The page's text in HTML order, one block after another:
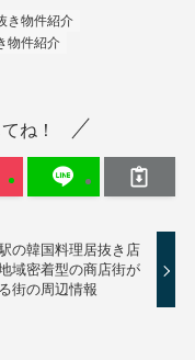
き物件紹介
物件紹介
ね！
の韓国料理居抜き店
域密着型の商店街が
街の周辺情報